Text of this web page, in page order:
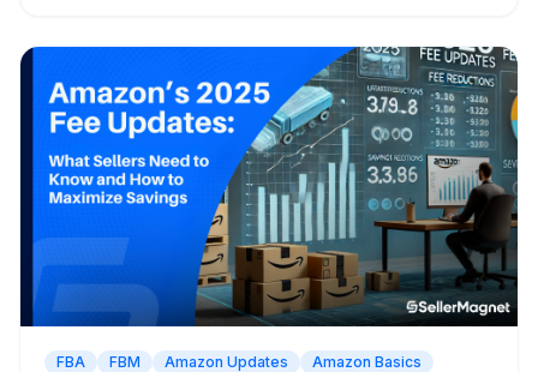
FBA FBM Amazon Updates Amazon Basics